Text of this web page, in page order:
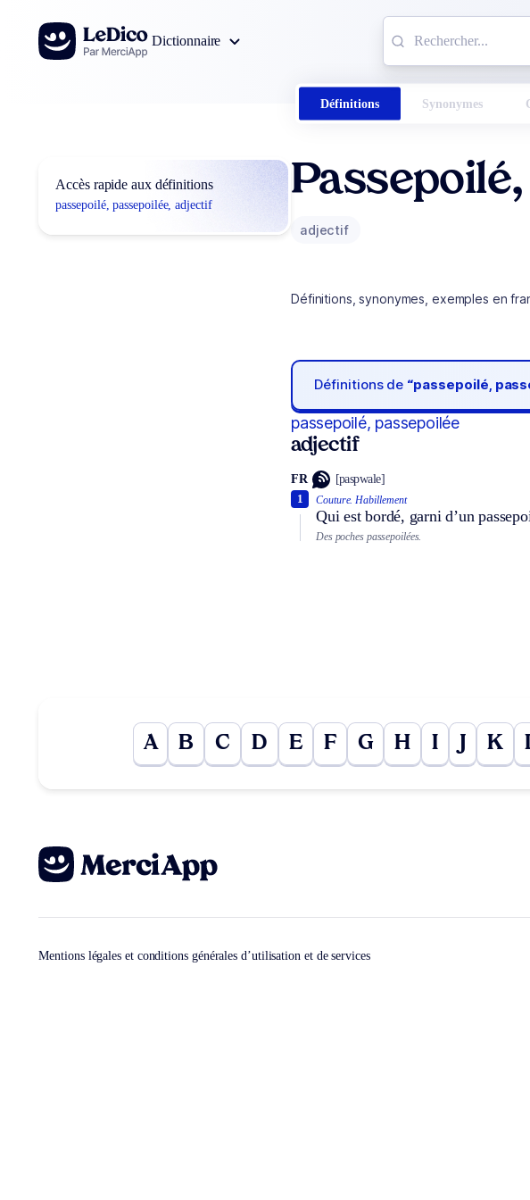
Aller au contenu
Dictionnaire
Définitions Synonymes
Accès rapide aux définitions
passepoilé, passepoilée, adjectif
adjectif
Définitions, synonymes, exemples en
Définitions de “passepoilé,
passepoilé, passepoilée
adjectif
FR [paspwale]
Couture. Habillement
Qui est bordé, garni d’un
1
Des poches passepoilées.
A B C D E F G H I J K
Mentions légales et conditions générales d’utilisation et de services